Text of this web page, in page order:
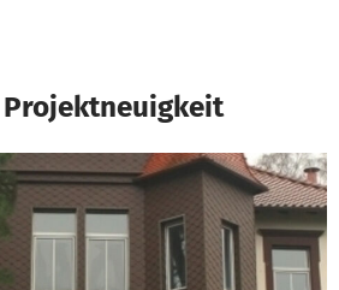
Projektneuigkeit